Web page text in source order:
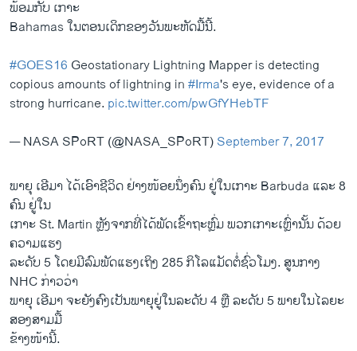
ພ້ອມກັບ ເກາະ
Bahamas ໃນຕອນເດິກຂອງວັນພະຫັດມື້ນີ້.
#GOES16 Geostationary Lightning Mapper is detecting
copious amounts of lightning in#Irma's eye, evidence of a
strong hurricane. pic.twitter.com/pwGfYHebTF
— NASA SPoRT (@NASA_SPoRT)September 7, 2017
ພາຍຸ ເອີມາ ໄດ້ເອົາຊີວິດ ຢ່າງໜ້ອຍນຶ່ງຄົນ ຢູ່ໃນເກາະ Barbuda ແລະ 8
ຄົນ ຢູ່ໃນ
ເກາະ St. Martin ຫຼັງຈາກທີ່ໄດ້ພັດ​ເຂົ້າ​ຖະຫຼົ່ມ ພວກເກາະເຫຼົ່ານັ້ນ ດ້ວຍ
ຄວາມແຮງ
ລະດັບ 5 ໂດຍມີລົມພັດແຮງ​ເຖິງ 285 ກິໂລແມັດຕໍ່ຊົ່ວໂມງ. ສູນ​ກາງ
NHC ກ່າວວ່າ
ພາຍຸ ເອີມາ ຈະຍັງຄົງເປັນພາຍຸຢູ່ໃນລະດັບ 4 ຫຼື ລະດັບ 5 ພາຍ​ໃນ​ໄລຍະ
ສອງສາມມື້
ຂ້າງໜ້ານີ້.